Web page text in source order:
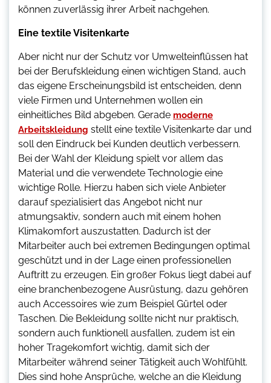
können zuverlässig ihrer Arbeit nachgehen.
Eine textile Visitenkarte
Aber nicht nur der Schutz vor Umwelteinflüssen hat
bei der Berufskleidung einen wichtigen Stand, auch
das eigene Erscheinungsbild ist entscheiden, denn
viele Firmen und Unternehmen wollen ein
einheitliches Bild abgeben. Gerade moderne
Arbeitskleidung stellt eine textile Visitenkarte dar und
soll den Eindruck bei Kunden deutlich verbessern.
Bei der Wahl der Kleidung spielt vor allem das
Material und die verwendete Technologie eine
wichtige Rolle. Hierzu haben sich viele Anbieter
darauf spezialisiert das Angebot nicht nur
atmungsaktiv, sondern auch mit einem hohen
Klimakomfort auszustatten. Dadurch ist der
Mitarbeiter auch bei extremen Bedingungen optimal
geschützt und in der Lage einen professionellen
Auftritt zu erzeugen. Ein großer Fokus liegt dabei auf
eine branchenbezogene Ausrüstung, dazu gehören
auch Accessoires wie zum Beispiel Gürtel oder
Taschen. Die Bekleidung sollte nicht nur praktisch,
sondern auch funktionell ausfallen, zudem ist ein
hoher Tragekomfort wichtig, damit sich der
Mitarbeiter während seiner Tätigkeit auch Wohlfühlt.
Dies sind hohe Ansprüche, welche an die Kleidung